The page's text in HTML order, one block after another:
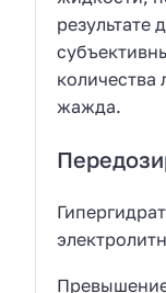
количества
жажда.